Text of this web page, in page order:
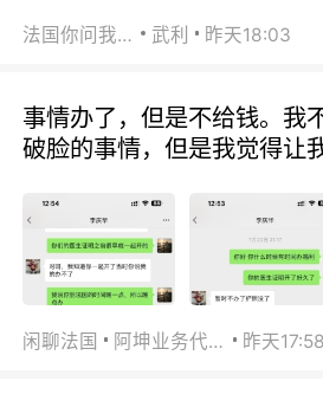
法国你问我答 武利 昨天18:03
事情办了，但是不给钱。我
破脸的事情，但是我觉得让
闲聊法国 阿坤业务代办 昨天17:58